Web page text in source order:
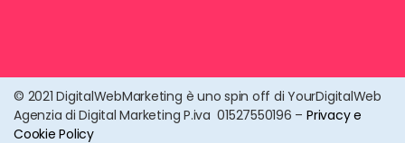
© 2021 DigitalWebMarketing è uno spin off di YourDigitalWeb
Agenzia di Digital Marketing P.iva 01527550196 – Privacy e
Cookie Policy